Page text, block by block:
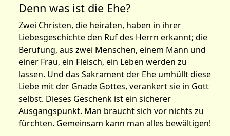
Denn was ist die Ehe?
Zwei Christen, die heiraten, haben in ihrer
Liebesgeschichte den Ruf des Herrn erkannt; die
Berufung, aus zwei Menschen, einem Mann und
einer Frau, ein Fleisch, ein Leben werden zu
lassen. Und das Sakrament der Ehe umhüllt diese
Liebe mit der Gnade Gottes, verankert sie in Gott
selbst. Dieses Geschenk ist ein sicherer
Ausgangspunkt. Man braucht sich vor nichts zu
fürchten. Gemeinsam kann man alles bewältigen!